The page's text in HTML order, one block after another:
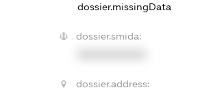
dossier.missingData
dossier.smida:
dossier.address: